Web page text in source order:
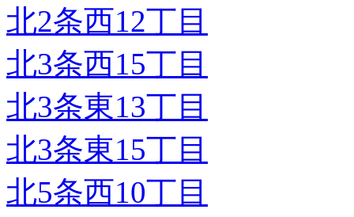
北2条西12丁目
北3条西15丁目
北3条東13丁目
北3条東15丁目
北5条西10丁目